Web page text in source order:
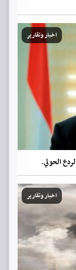
اخبار وتقارير
الحوثي.
اخبار وتقارير